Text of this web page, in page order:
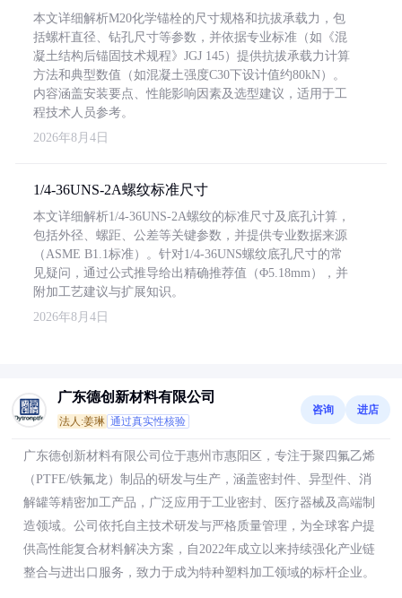
本文详细解析M20化学锚栓的尺寸规格和抗拔承载力，包
括螺杆直径、钻孔尺寸等参数，并依据专业标准（如《混
凝土结构后锚固技术规程》JGJ 145）提供抗拔承载力计算
方法和典型数值（如混凝土强度C30下设计值约80kN）。
内容涵盖安装要点、性能影响因素及选型建议，适用于工
程技术人员参考。
2026年8月4日
1/4-36UNS-2A螺纹标准尺寸
本文详细解析1/4-36UNS-2A螺纹的标准尺寸及底孔计算，
包括外径、螺距、公差等关键参数，并提供专业数据来源
（ASME B1.1标准）。针对1/4-36UNS螺纹底孔尺寸的常
见疑问，通过公式推导给出精确推荐值（Φ5.18mm），并
附加工艺建议与扩展知识。
2026年8月4日
广东德创新材料有限公司
法人:姜琳 通过真实性核验
咨询 进店
广东德创新材料有限公司位于惠州市惠阳区，专注于聚四氟乙烯
（PTFE/铁氟龙）制品的研发与生产，涵盖密封件、异型件、消
解罐等精密加工产品，广泛应用于工业密封、医疗器械及高端制
造领域。公司依托自主技术研发与严格质量管理，为全球客户提
供高性能复合材料解决方案，自2022年成立以来持续强化产业链
整合与进出口服务，致力于成为特种塑料加工领域的标杆企业。